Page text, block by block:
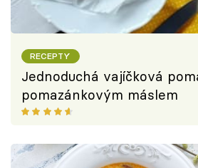
RECEPTY
Jednoduchá vajíčková
pomazánkovým máslem